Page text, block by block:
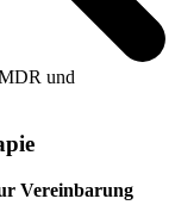
Vereinbarung